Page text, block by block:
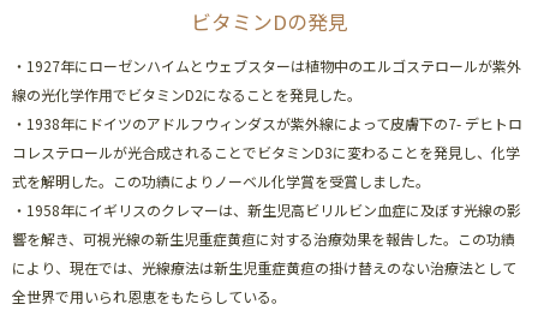
ビタミンDの発見
・1927年にローゼンハイムとウェブスターは植物中のエルゴステロールが紫外
線の光化学作用でビタミンD2になることを発見した。
・1938年にドイツのアドルフウィンダスが紫外線によって皮膚下の7- デヒトロ
コレステロールが光合成されることでビタミンD3に変わることを発見し、化学
式を解明した。この功績によりノーベル化学賞を受賞しました。
・1958年にイギリスのクレマーは、新生児高ビリルビン血症に及ぼす光線の影
響を解き、可視光線の新生児重症黄疸に対する治療効果を報告した。この功績
により、現在では、光線療法は新生児重症黄疸の掛け替えのない治療法として
全世界で用いられ恩恵をもたらしている。